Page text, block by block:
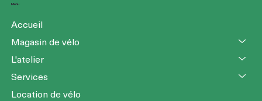
Menu
Accueil
Magasin de vélo
L'atelier
Services
Location de vélo